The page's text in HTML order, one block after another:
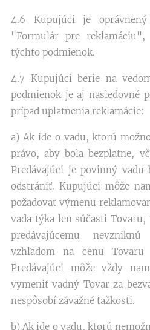
4.6 Kupujúci je
"Formulár pre
týchto podmienok.
4.7 Kupujúci berie na
podmienok je aj nasledovné
prípad uplatnenia reklamácie:
a) Ak ide o vadu, ktorú
právo, aby bola bezplatne,
Predávajúci je povinný vadu
odstrániť. Kupujúci môže
požadovať výmenu
vada týka len súčasti
predávajúcemu
vzhľadom na cenu Tovaru
Predávajúci môže vždy
vymeniť vadný Tovar za
nespôsobí závažné ťažkosti.
b) Ak ide o vadu, ktorú